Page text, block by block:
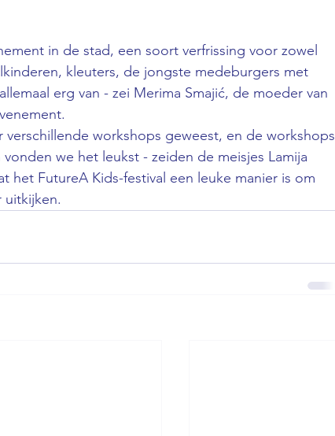
in de stad, een soort verfrissing voor zowel
kleuters, de jongste medeburgers met
erg van - zei Merima Smajić, de moeder van
verschillende workshops geweest, en de workshops
we het leukst - zeiden de meisjes Lamija
het FutureA Kids-festival een leuke manier is om
uitkijken.